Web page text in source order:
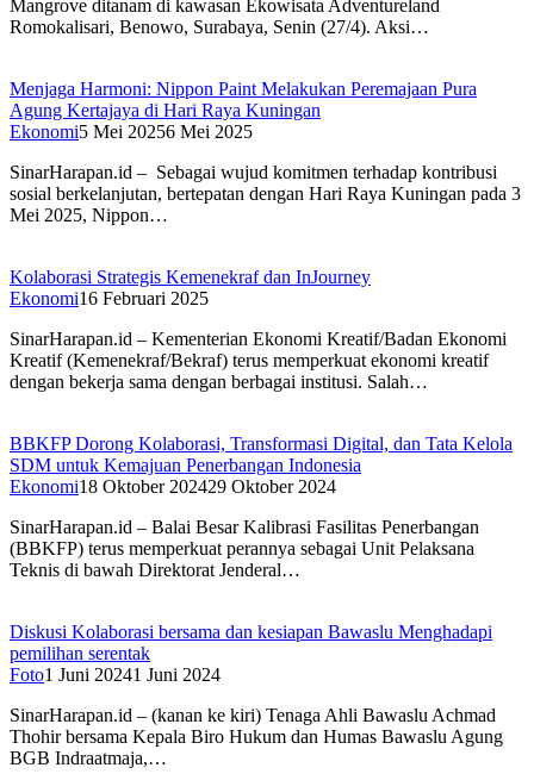
Mangrove ditanam di kawasan Ekowisata Adventureland
Romokalisari, Benowo, Surabaya, Senin (27/4). Aksi…
Menjaga Harmoni: Nippon Paint Melakukan Peremajaan Pura
Agung Kertajaya di Hari Raya Kuningan
Ekonomi5 Mei 20256 Mei 2025
SinarHarapan.id – Sebagai wujud komitmen terhadap kontribusi
sosial berkelanjutan, bertepatan dengan Hari Raya Kuningan pada 3
Mei 2025, Nippon…
Kolaborasi Strategis Kemenekraf dan InJourney
Ekonomi16 Februari 2025
SinarHarapan.id – Kementerian Ekonomi Kreatif/Badan Ekonomi
Kreatif (Kemenekraf/Bekraf) terus memperkuat ekonomi kreatif
dengan bekerja sama dengan berbagai institusi. Salah…
BBKFP Dorong Kolaborasi, Transformasi Digital, dan Tata Kelola
SDM untuk Kemajuan Penerbangan Indonesia
Ekonomi18 Oktober 202429 Oktober 2024
SinarHarapan.id – Balai Besar Kalibrasi Fasilitas Penerbangan
(BBKFP) terus memperkuat perannya sebagai Unit Pelaksana
Teknis di bawah Direktorat Jenderal…
Diskusi Kolaborasi bersama dan kesiapan Bawaslu Menghadapi
pemilihan serentak
Foto1 Juni 20241 Juni 2024
SinarHarapan.id – (kanan ke kiri) Tenaga Ahli Bawaslu Achmad
Thohir bersama Kepala Biro Hukum dan Humas Bawaslu Agung
BGB Indraatmaja,…